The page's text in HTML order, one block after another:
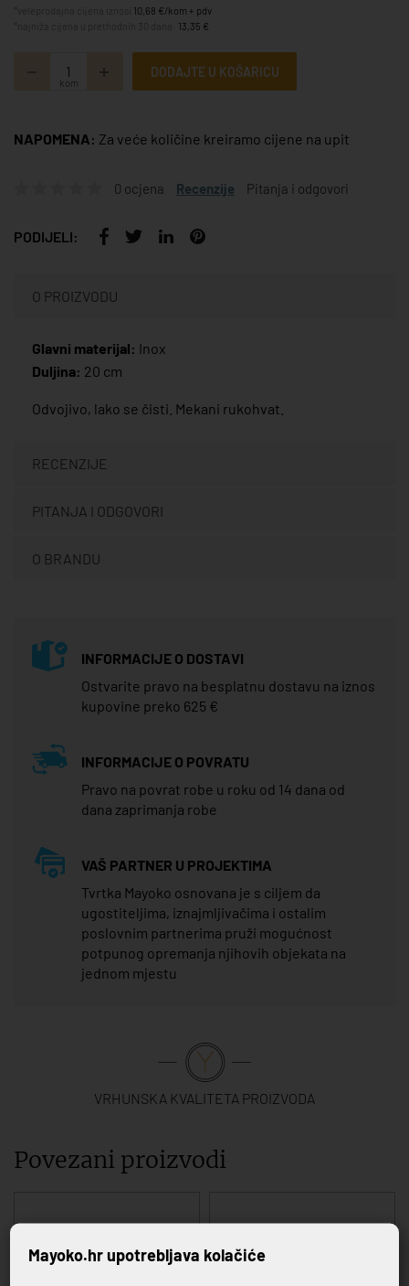
10,68 €/kom + pdv
13,35 €
kom
DODAJTE U KOŠARICU
NAPOMENA: Za veće količine kreiramo cijene na upit
0 ocjena Recenzije Pitanja i odgovori
PODIJELI:
O PROIZVODU
Glavni materijal: Inox
Duljina: 20 cm
Odvojivo, lako se čisti. Mekani rukohvat.
RECENZIJE
PITANJA I ODGOVORI
O BRANDU
INFORMACIJE O DOSTAVI
Ostvarite pravo na besplatnu dostavu na iznos
kupovine preko 625 €
INFORMACIJE O POVRATU
Pravo na povrat robe u roku od 14 dana od
dana zaprimanja robe
VAŠ PARTNER U PROJEKTIMA
Tvrtka Mayoko osnovana je s ciljem da
ugostiteljima, iznajmljivačima i ostalim
poslovnim partnerima pruži mogućnost
potpunog opremanja njihovih objekata na
jednom mjestu
VRHUNSKA KVALITETA PROIZVODA
Povezani proizvodi
Mayoko.hr upotrebljava kolačiće